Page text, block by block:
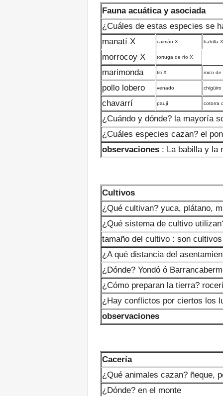
Fauna acuática y asociada
¿Cuáles de estas especies se
manatí X
caimán X babilla X
morrocoy X tortuga de río X
marimonda titi X mico de
pollo lobero venado chigüiro
chavarrí paují cotorra
¿Cuándo y dónde? la mayoría
¿Cuáles especies cazan? el
observaciones : La babilla y la
Cultivos
¿Qué cultivan? yuca, plátano,
¿Qué sistema de cultivo
tamaño del cultivo : son
¿A qué distancia del
¿Dónde? Yondó ó
¿Cómo preparan la tierra?
¿Hay conflictos por ciertos los
observaciones
Cacería
¿Qué animales cazan? ñeque,
¿Dónde? en el monte